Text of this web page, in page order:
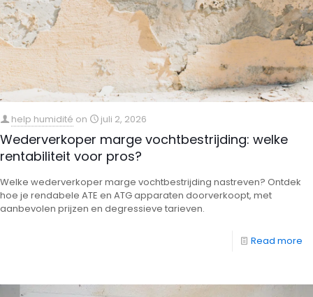
help humidité on juli 2, 2026
Wederverkoper marge vochtbestrijding: welke
rentabiliteit voor pros?
Welke wederverkoper marge vochtbestrijding nastreven? Ontdek
hoe je rendabele ATE en ATG apparaten doorverkoopt, met
aanbevolen prijzen en degressieve tarieven.
Read more